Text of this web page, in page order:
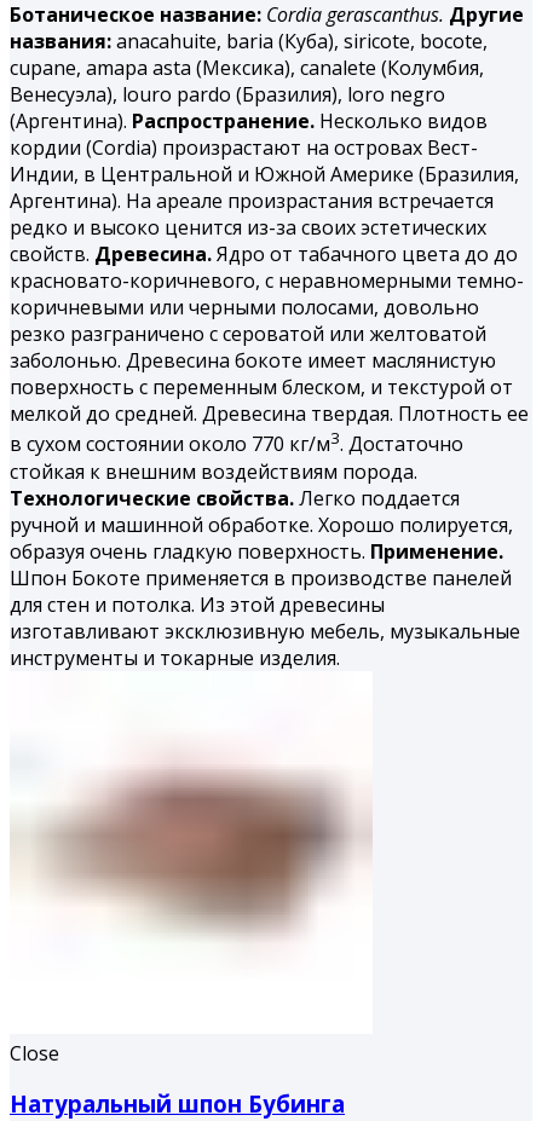
Ботаническое название: Cordia gerascanthus. Другие
названия:аnacahuite, baria (Куба), siricote, bocote,
cupane, amapa asta (Мексика), canalete (Колумбия,
Венесуэла), louro pardo (Бразилия), loro negro
(Аргентина). Распространение. Несколько видов
кордии (Cordia) произрастают на островах Вест-
Индии, в Центральной и Южной Америке (Бразилия,
Аргентина). На ареале произрастания встречается
редко и высоко ценится из-за своих эстетических
свойств. Древесина.Ядро от табачного цвета до до
красновато-коричневого, с неравномерными темно-
коричневыми или черными полосами, довольно
резко разграничено с сероватой или желтоватой
заболонью. Древесина бокоте имеет маслянистую
поверхность с переменным блеском, и текстурой от
мелкой до средней. Древесина твердая. Плотность ее
в сухом состоянии около 770 кг/м3. Достаточно
стойкая к внешним воздействиям порода.
Технологические свойства.Легко поддается
ручной и машинной обработке. Хорошо полируется,
образуя очень гладкую поверхность. Применение.
Шпон Бокоте применяется в производстве панелей
для стен и потолка. Из этой древесины
изготавливают эксклюзивную мебель, музыкальные
инструменты и токарные изделия.
Close
Натуральный шпон Бубинга